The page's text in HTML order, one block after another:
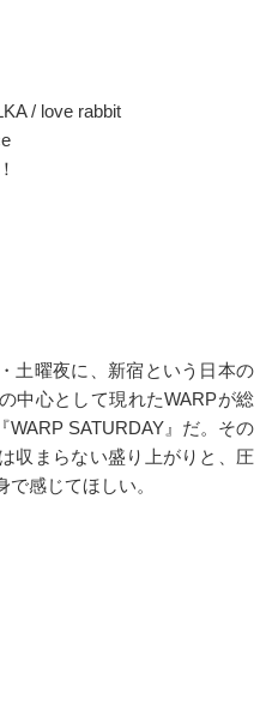
/ love rabbit
土曜夜に、新宿という日本の
中心として現れたWARPが総
WARP SATURDAY』だ。その
収まらない盛り上がりと、圧
感じてほしい。